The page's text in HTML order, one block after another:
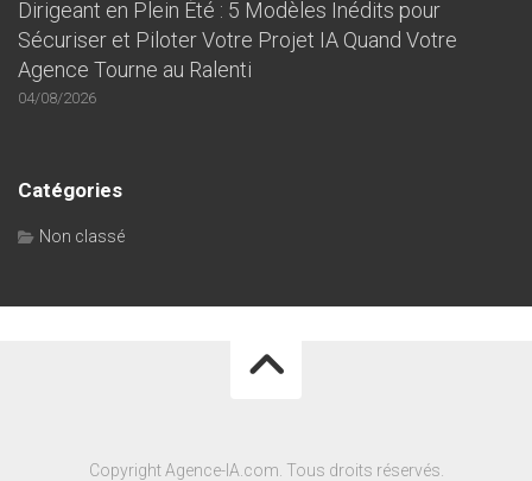
Dirigeant en Plein Été : 5 Modèles Inédits pour
Sécuriser et Piloter Votre Projet IA Quand Votre
Agence Tourne au Ralenti
04/08/2026
Catégories
Non classé
Copyright Agence-IA.com. Tous droits réservés.